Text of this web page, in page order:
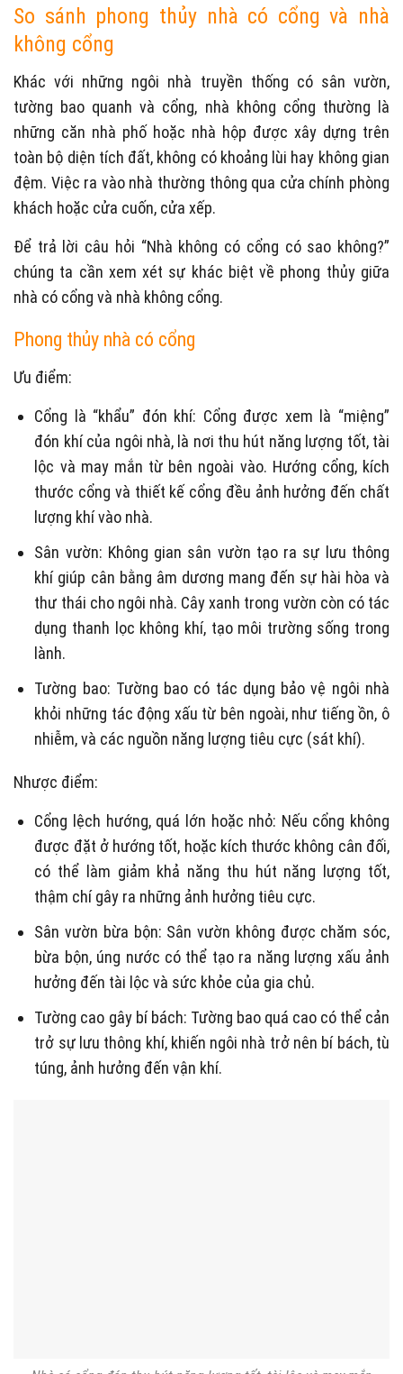
So sánh phong thủy nhà có cổng và nhà
không cổng
Khác với những ngôi nhà truyền thống có sân vườn,
tường bao quanh và cổng, nhà không cổng thường là
những căn nhà phố hoặc nhà hộp được xây dựng trên
toàn bộ diện tích đất, không có khoảng lùi hay không gian
đệm. Việc ra vào nhà thường thông qua cửa chính phòng
khách hoặc cửa cuốn, cửa xếp.
Để trả lời câu hỏi “Nhà không có cổng có sao không?”
chúng ta cần xem xét sự khác biệt về phong thủy giữa
nhà có cổng và nhà không cổng.
Phong thủy nhà có cổng
Ưu điểm:
Cổng là “khẩu” đón khí: Cổng được xem là “miệng”
đón khí của ngôi nhà, là nơi thu hút năng lượng tốt, tài
lộc và may mắn từ bên ngoài vào. Hướng cổng, kích
thước cổng và thiết kế cổng đều ảnh hưởng đến chất
lượng khí vào nhà.
Sân vườn: Không gian sân vườn tạo ra sự lưu thông
khí giúp cân bằng âm dương mang đến sự hài hòa và
thư thái cho ngôi nhà. Cây xanh trong vườn còn có tác
dụng thanh lọc không khí, tạo môi trường sống trong
lành.
Tường bao: Tường bao có tác dụng bảo vệ ngôi nhà
khỏi những tác động xấu từ bên ngoài, như tiếng ồn, ô
nhiễm, và các nguồn năng lượng tiêu cực (sát khí).
Nhược điểm:
Cổng lệch hướng, quá lớn hoặc nhỏ: Nếu cổng không
được đặt ở hướng tốt, hoặc kích thước không cân đối,
có thể làm giảm khả năng thu hút năng lượng tốt,
thậm chí gây ra những ảnh hưởng tiêu cực.
Sân vườn bừa bộn: Sân vườn không được chăm sóc,
bừa bộn, úng nước có thể tạo ra năng lượng xấu ảnh
hưởng đến tài lộc và sức khỏe của gia chủ.
Tường cao gây bí bách: Tường bao quá cao có thể cản
trở sự lưu thông khí, khiến ngôi nhà trở nên bí bách, tù
túng, ảnh hưởng đến vận khí.